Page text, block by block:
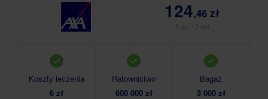
Koszty leczenia
6 zł
Ratownictwo
600 000 zł
Bagaż
3 000 zł
124,46 zł
2 os. / 7 dni